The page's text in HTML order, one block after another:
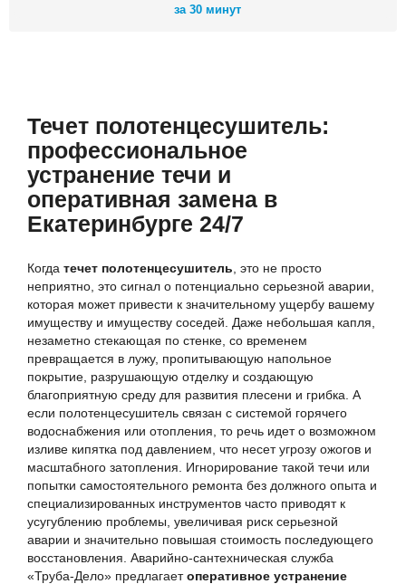
за 30 минут
Течет полотенцесушитель:
профессиональное
устранение течи и
оперативная замена в
Екатеринбурге 24/7
Когда течет полотенцесушитель , это не просто
неприятно, это сигнал о потенциально серьезной аварии,
которая может привести к значительному ущербу вашему
имуществу и имуществу соседей. Даже небольшая капля,
незаметно стекающая по стенке, со временем
превращается в лужу, пропитывающую напольное
покрытие, разрушающую отделку и создающую
благоприятную среду для развития плесени и грибка. А
если полотенцесушитель связан с системой горячего
водоснабжения или отопления, то речь идет о возможном
изливе кипятка под давлением, что несет угрозу ожогов и
масштабного затопления. Игнорирование такой течи или
попытки самостоятельного ремонта без должного опыта и
специализированных инструментов часто приводят к
усугублению проблемы, увеличивая риск серьезной
аварии и значительно повышая стоимость последующего
восстановления. Аварийно-сантехническая служба
«Труба-Дело» предлагаетоперативное устранение